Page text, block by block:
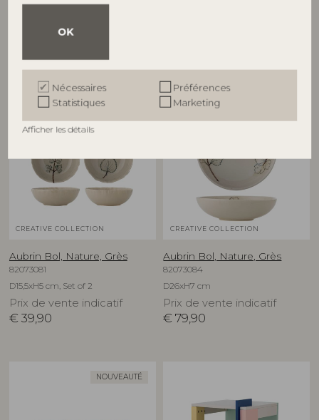
OK
Nécessaires
Préférences
Statistiques
Marketing
Afficher les détails
Prix de vente indicatif
NOUVEAUTÉ
CREATIVE COLLECTION
Aubrin Bol, Nature, Grès
82073081
D15,5xH5 cm, Set of 2
Prix de vente indicatif
€ 39,90
CREATIVE COLLECTION
Aubrin Bol, Nature, Grès
82073084
D26xH7 cm
Prix de vente indicatif
€ 79,90
NOUVEAUTÉ